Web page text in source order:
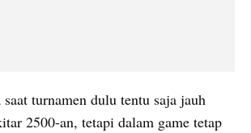
turnamen dulu tentu saja jauh
2500-an, tetapi dalam game tetap